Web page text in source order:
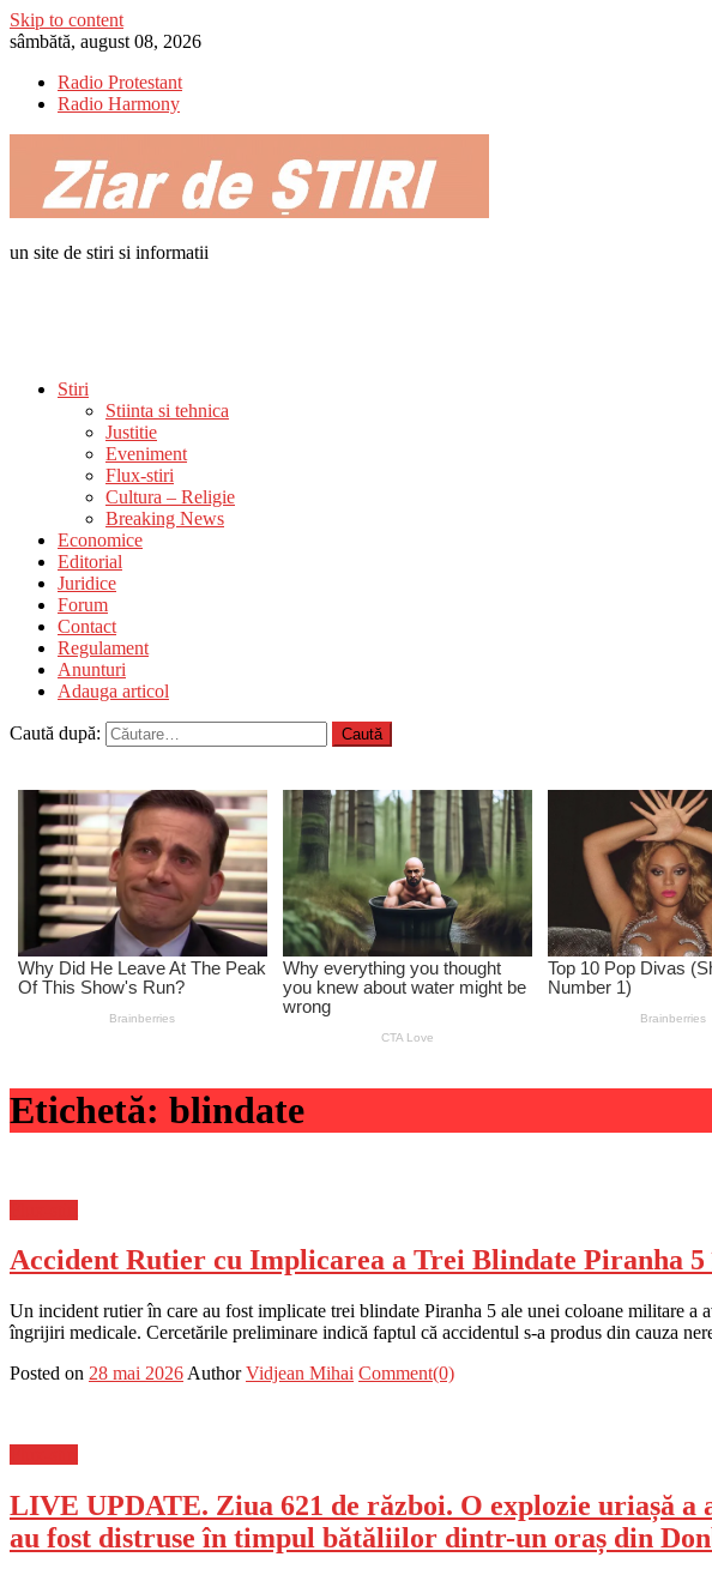
Skip to content
sâmbătă, august 08, 2026
Radio Protestant
Radio Harmony
un site de stiri si informatii
Stiri
Stiinta si tehnica
Justitie
Eveniment
Flux-stiri
Cultura – Religie
Breaking News
Economice
Editorial
Juridice
Forum
Contact
Regulament
Anunturi
Adauga articol
Caută după:
Etichetă: blindate
Accident Rutier cu Implicarea a Trei Blindate Piranha
Un incident rutier în care au fost implicate trei blindate Piranha 5 ale unei coloane militare
îngrijiri medicale. Cercetările preliminare indică faptul că accidentul s-a produs din cauza
Posted on 28 mai 2026 Author Vidjean Mihai Comment(0)
LIVE UPDATE. Ziua 621 de război. O explozie uriașă
au fost distruse în timpul bătăliilor dintr-un oraș din